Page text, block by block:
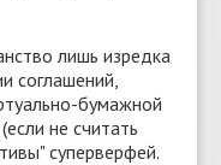
лишь изредка
соглашений,
бумажной
не считать
суперверфей.